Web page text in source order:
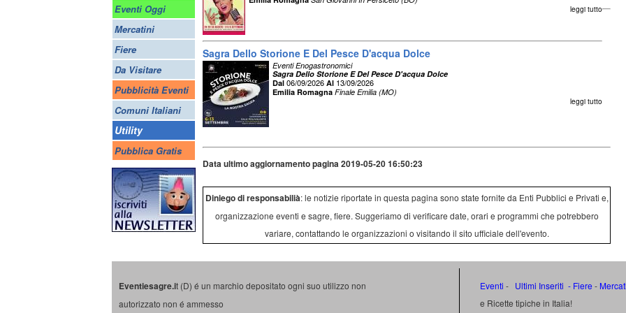
Eventi Oggi
Mercatini
Fiere
Da Visitare
Pubblicità Eventi
Comuni Italiani
Utility
Pubblica Gratis
leggi tutto
Sagra Dello Storione E Del Pesce D'acqua Dolce
Eventi Enogastronomici
Sagra Dello Storione E Del Pesce D'acqua Dolce
Dal 06/09/2026 Al 13/09/2026
Emilia Romagna Finale Emilia (MO)
leggi tutto
Data ultimo aggiornamento pagina 2019-05-20 16:50:23
Diniego di responsabilià: le notizie riportate in questa pagina sono state fornite da Enti Pubblici e Privati e,
organizzazione eventi e sagre, fiere. Suggeriamo di verificare date, orari e programmi che potrebbero
variare, contattando le organizzazioni o visitando il sito ufficiale dell'evento.
Eventiesagre.it (D) é un marchio depositato ogni suo utilizzo non
autorizzato non é ammesso
Eventi - Ultimi Inseriti - Fiere -
e Ricette tipiche in Italia!